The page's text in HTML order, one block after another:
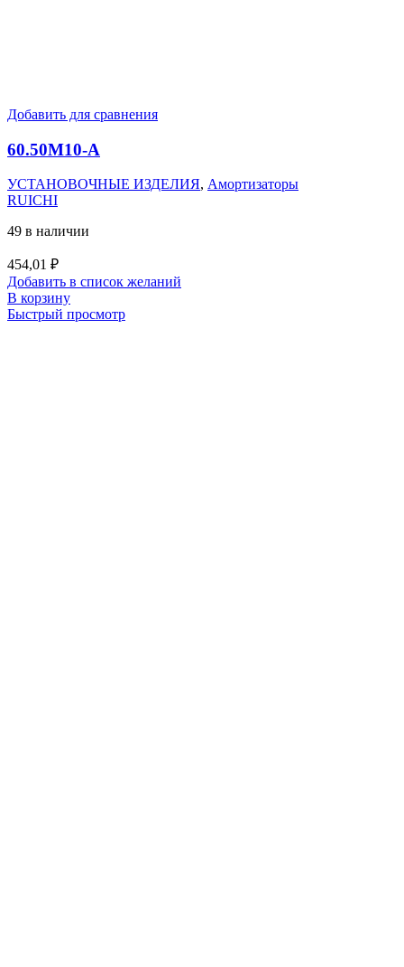
Добавить для сравнения
60.50M10-А
УСТАНОВОЧНЫЕ ИЗДЕЛИЯ, Амортизаторы
RUICHI
49 в наличии
454,01 ₽
Добавить в список желаний
В корзину
Быстрый просмотр